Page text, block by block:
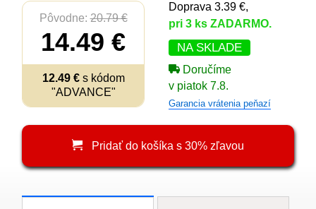
Pôvodne:20.79 €
14.49 €
12.49 €s kódom
"ADVANCE"
Doprava 3.39 €,
pri 3 ks ZADARMO.
NA SKLADE
Doručíme
v piatok 7.8.
Garancia vrátenia peňazí
Pridať do košíka s 30% zľavou